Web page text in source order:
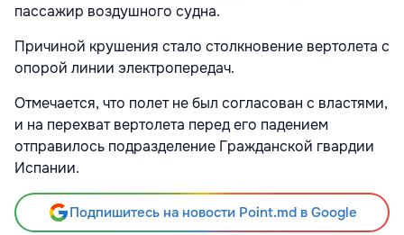
пассажир воздушного судна.
Причиной крушения стало столкновение вертолета с
опорой линии электропередач.
Отмечается, что полет не был согласован с властями,
и на перехват вертолета перед его падением
отправилось подразделение Гражданской гвардии
Испании.
Подпишитесь на новости Point.md в Google